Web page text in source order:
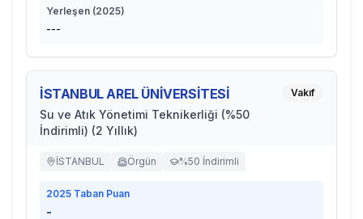
Yerleşen (2025)
---
İSTANBUL AREL ÜNİVERSİTESİ
Su ve Atık Yönetimi Teknikerliği (%50
İndirimli) (2 Yıllık)
Vakıf
İSTANBUL Örgün %50 İndirimli
2025 Taban Puan
-